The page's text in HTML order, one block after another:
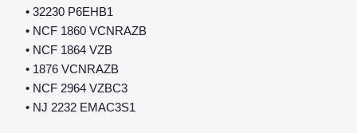
• 32230 P6EHB1
• NCF 1860 VCNRAZB
• NCF 1864 VZB
• 1876 VCNRAZB
• NCF 2964 VZBC3
• NJ 2232 EMAC3S1